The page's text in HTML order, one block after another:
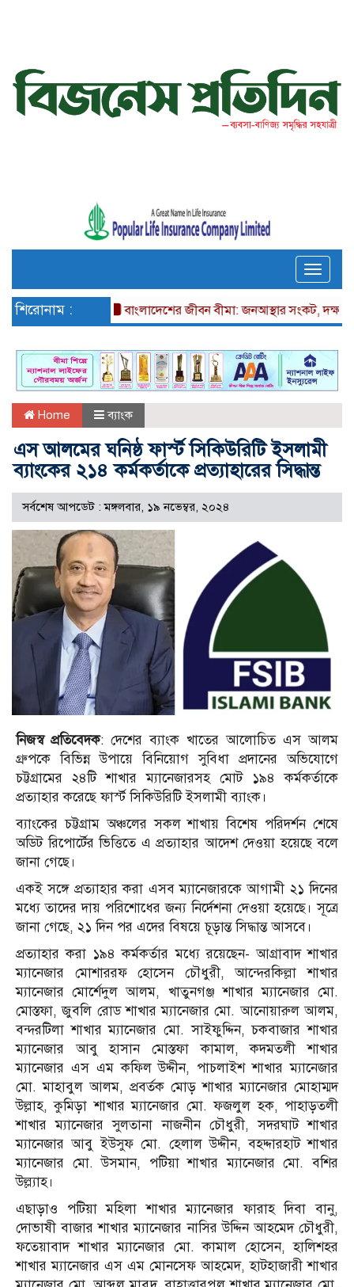
Toggle
শিরোনাম : বাংলাদেশের জীবন বীমা: জনআস্থার সংকট, দক্ষতার
Home ব্যাংক
এস আলমের ঘনিষ্ঠ ফার্স্ট সিকিউরিটি ইসলামী
ব্যাংকের ২১৪ কর্মকর্তাকে প্রত্যাহারের সিদ্ধান্ত
সর্বশেষ আপডেট : মঙ্গলবার, ১৯ নভেম্বর, ২০২৪
নিজস্ব প্রতিবেদক: দেশের ব্যাংক খাতের আলোচিত এস আলম
গ্রুপকে বিভিন্ন উপায়ে বিনিয়োগ সুবিধা প্রদানের অভিযোগে
চট্টগ্রামের ২৪টি শাখার ম্যানেজারসহ মোট ১৯৪ কর্মকর্তাকে
প্রত্যাহার করেছে ফার্স্ট সিকিউরিটি ইসলামী ব্যাংক।
ব্যাংকের চট্টগ্রাম অঞ্চলের সকল শাখায় বিশেষ পরিদর্শন শেষে
অডিট রিপোর্টের ভিত্তিতে এ প্রত্যাহার আদেশ দেওয়া হয়েছে বলে
জানা গেছে।
একই সঙ্গে প্রত্যাহার করা এসব ম্যানেজারকে আগামী ২১ দিনের
মধ্যে তাদের দায় পরিশোধের জন্য নির্দেশনা দেওয়া হয়েছে। সূত্রে
জানা গেছে, ২১ দিন পর এদের বিষয়ে চূড়ান্ত সিদ্ধান্ত আসবে।
প্রত্যাহার করা ১৯৪ কর্মকর্তার মধ্যে রয়েছেন- আগ্রাবাদ শাখার
ম্যানেজার মোশাররফ হোসেন চৌধুরী, আন্দেরকিল্লা শাখার
ম্যানেজার মোর্শেদুল আলম, খাতুনগঞ্জ শাখার ম্যানেজার মো.
মোস্তফা, জুবলি রোড শাখার ম্যানেজার মো. আনোয়ারুল আলম,
বন্দরটিলা শাখার ম্যানেজার মো. সাইফুদ্দিন, চকবাজার শাখার
ম্যানেজার আবু হাসান মোস্তফা কামাল, কদমতলী শাখার
ম্যানেজার এস এম কফিল উদ্দীন, পাচলাইশ শাখার ম্যানেজার
মো. মাহাবুল আলম, প্রবর্তক মোড় শাখার ম্যানেজার মোহাম্মদ
উল্লাহ, কুমিড়া শাখার ম্যানেজার মো. ফজলুল হক, পাহাড়তলী
শাখার ম্যানেজার সুলতানা নাজনীন চৌধুরী, সদরঘাট শাখার
ম্যানেজার আবু ইউসুফ মো. হেলাল উদ্দীন, বহদ্দারহাট শাখার
ম্যানেজার মো. উসমান, পটিয়া শাখার ম্যানেজার মো. বশির
উল্ল্যাহ।
এছাড়াও পটিয়া মহিলা শাখার ম্যানেজার ফারাহ দিবা বানু,
দোভাষী বাজার শাখার ম্যানেজার নাসির উদ্দিন আহমেদ চৌধুরী,
ফতেয়াবাদ শাখার ম্যানেজার মো. কামাল হোসেন, হালিশহর
শাখার ম্যানেজার এস এম মোনসেফ আহমেদ, হাটহাজারী শাখার